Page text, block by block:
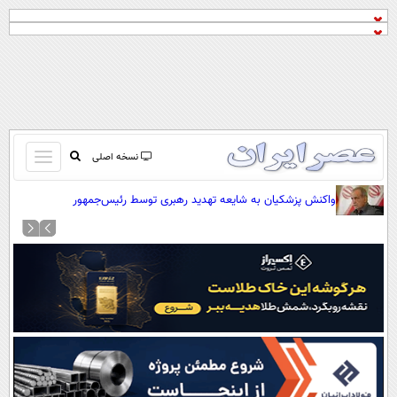
نسخه اصلی
باز
و
کردن
صفحه اول
آرشیو
نظرسنجی
آب و هوا
اوقات شرعی
سواد زندگی
واکنش پزشکیان به شایعه تهدید رهبری توسط رئیس‌جمهور